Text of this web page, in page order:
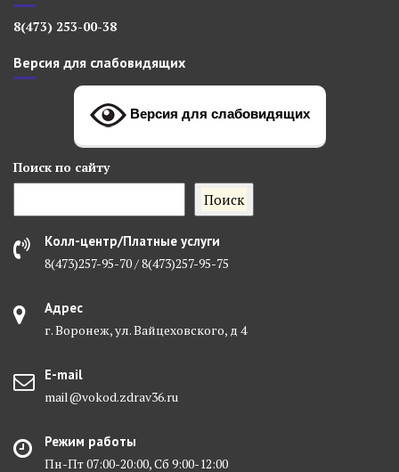
8(473) 253-00-38
Версия для слабовидящих
Версия для слабовидящих
Поиск по сайту
Поиск
Колл-центр/Платные услуги
8(473)257-95-70 / 8(473)257-95-75
Адрес
г. Воронеж, ул. Вайцеховского, д 4
E-mail
mail@vokod.zdrav36.ru
Режим работы
Пн-Пт 07:00-20:00, Сб 9:00-12:00